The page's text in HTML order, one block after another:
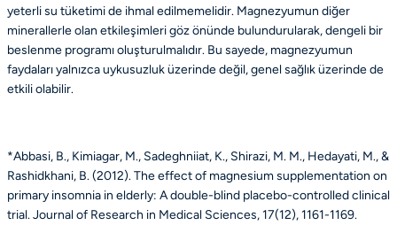
yeterli su tüketimi de ihmal edilmemelidir. Magnezyumun diğer
minerallerle olan etkileşimleri göz önünde bulundurularak, dengeli bir
beslenme programı oluşturulmalıdır. Bu sayede, magnezyumun
faydaları yalnızca uykusuzluk üzerinde değil, genel sağlık üzerinde de
etkili olabilir.
*Abbasi, B., Kimiagar, M., Sadeghniiat, K., Shirazi, M. M., Hedayati, M., &
Rashidkhani, B. (2012). The effect of magnesium supplementation on
primary insomnia in elderly: A double-blind placebo-controlled clinical
trial. Journal of Research in Medical Sciences, 17(12), 1161-1169.